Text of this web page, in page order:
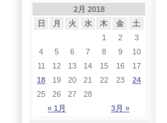
2月 2018
日
月 火 水 木 金 土
« 1月 3月 »
1 2
3
4
5 6 7 8 9
10
11
12 13 14 15 16
17
18
19 20 21 22 23
24
25
26 27 28